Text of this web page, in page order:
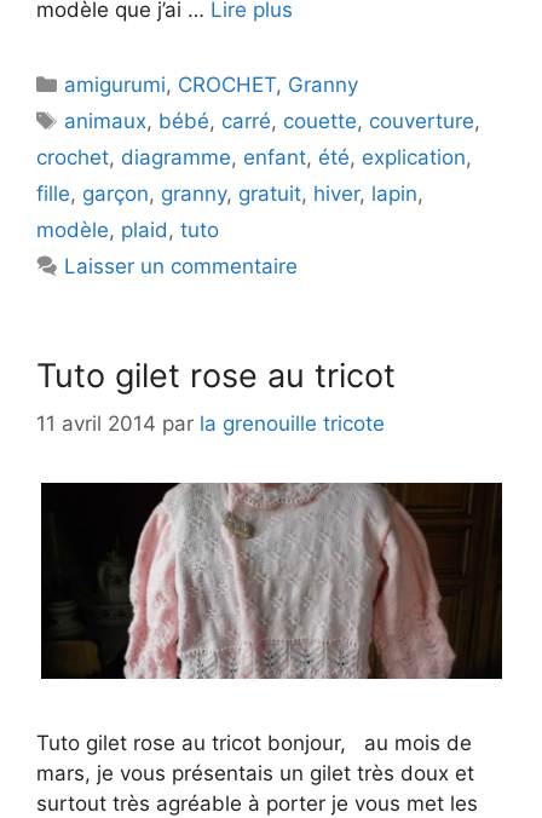
modèle que j’ai … Lire plus
Catégories
amigurumi, CROCHET, Granny
Étiquettes
animaux, bébé, carré, couette, couverture,
crochet, diagramme, enfant, été, explication,
fille, garçon, granny, gratuit, hiver, lapin,
modèle, plaid , tuto
Laisser un commentaire
Tuto gilet rose au tricot
11 avril 2014 par la grenouille tricote
Tuto gilet rose au tricot bonjour, au mois de
mars, je vous présentais un gilet très doux et
surtout très agréable à porter je vous met les